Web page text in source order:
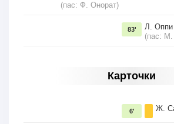
(пас: Ф. Онoрат)
Л. Оппи
(пас: М.
83'
Карточки
Ж.
6'